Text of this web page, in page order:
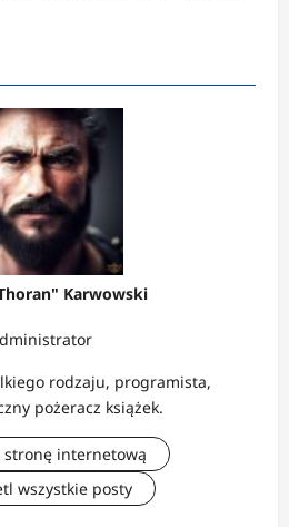
Karwowski
rodzaju, programista,
pożeracz książek.
stronę internetową
wszystkie posty